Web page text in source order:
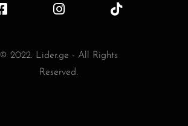
© 2022. Lider.ge - All Rights
Reserved.